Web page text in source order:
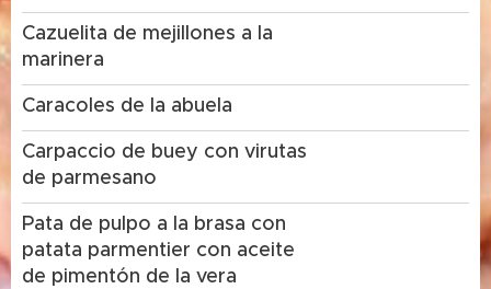
Cazuelita de mejillones a la
marinera
Caracoles de la abuela
Carpaccio de buey con virutas
de parmesano
Pata de pulpo a la brasa con
patata parmentier con aceite
de pimentón de la vera